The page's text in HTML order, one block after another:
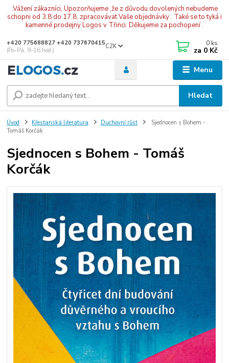
.Vážení zákazníci, Upozorňujeme ,že z důvodu dovolených nebudeme
schopni od 3.8 do 17.8. zpracovávat Vaše objednávky . Také se to tyká i
kamenné prodejny Logos v Třinci. Děkujeme za pochopení .
Menu
CZK
Hledat
+420 775688827 +420 737670415
(Po-Pá, 9-16 hod.)
0 ks
za 0 Kč
Úvod Křesťanská literatura Duchovní růst
Sjednocen s Bohem -
Tomáš Korčák
Sjednocen s Bohem - Tomáš
Korčák